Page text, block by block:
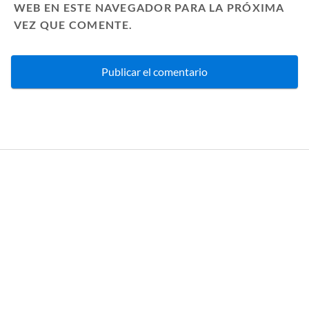
WEB EN ESTE NAVEGADOR PARA LA PRÓXIMA
VEZ QUE COMENTE.